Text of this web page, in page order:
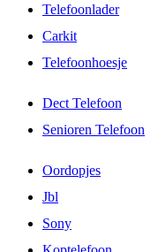
Telefoonlader
Carkit
Telefoonhoesje
Dect Telefoon
Senioren Telefoon
Oordopjes
Jbl
Sony